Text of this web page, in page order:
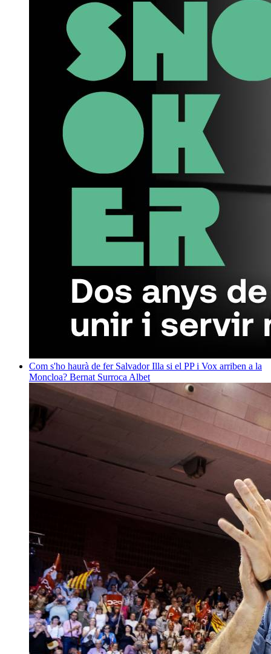
Com s'ho haurà de fer Salvador Illa si el PP i Vox arriben a la
Moncloa? Bernat Surroca Albet